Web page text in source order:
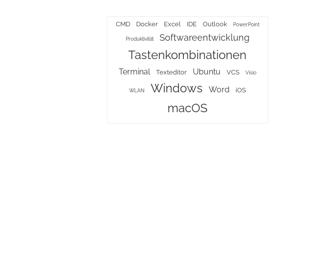
CMD Docker Excel IDE Outlook PowerPoint
Produktivität Softwareentwicklung
Tastenkombinationen
Terminal Texteditor Ubuntu VCS Visio
WLAN Windows Word iOS
macOS